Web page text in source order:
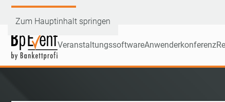
Zum Hauptinhalt springen
VeranstaltungssoftwareAnwenderkonferenz